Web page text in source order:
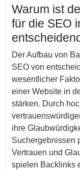
Warum ist
für die SEO
Der Aufbau von
SEO von
wesentlicher
einer Website in
stärken. Durch
ihre
Suchergebnissen
Vertrauen und
spielen Backlinks